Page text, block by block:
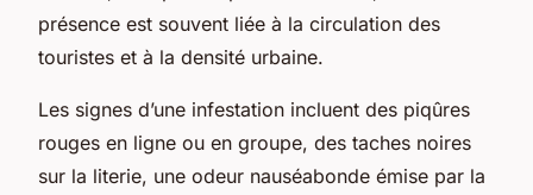
présence est souvent liée à la circulation des
touristes et à la densité urbaine.
Les signes d’une infestation incluent des piqûres
rouges en ligne ou en groupe, des taches noires
sur la literie, une odeur nauséabonde émise par la